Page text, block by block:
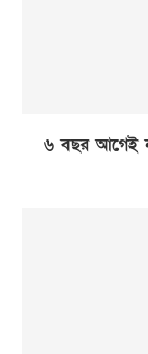
৬ বছর আগেই